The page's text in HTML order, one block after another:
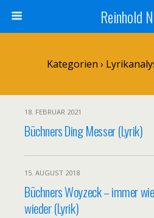
Reinhold
Kategorien ›
18. FEBRUAR 2021
Büchners Ding Messer (Lyrik)
15. AUGUST 2018
Büchners Woyzeck – immer
wieder (Lyrik)